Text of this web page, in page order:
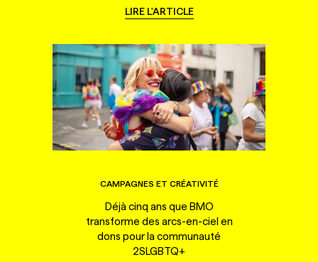
LIRE L'ARTICLE
CAMPAGNES ET CRÉATIVITÉ
Déjà cinq ans que BMO
transforme des arcs-en-ciel en
dons pour la communauté
2SLGBTQ+